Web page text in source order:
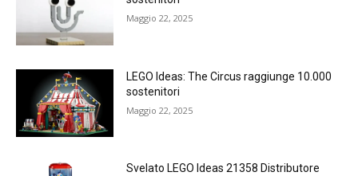
Maggio 22, 2025
LEGO Ideas: The Circus raggiunge 10.000
sostenitori
Maggio 22, 2025
Svelato LEGO Ideas 21358 Distributore